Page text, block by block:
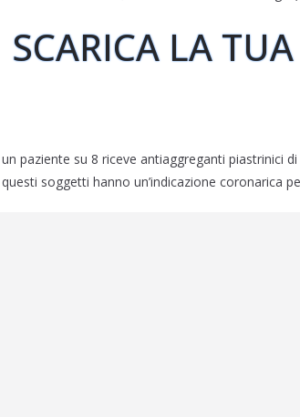
SCARICA LA TUA
paziente su 8 riceve antiaggreganti piastrinici di
soggetti hanno un’indicazione coronarica